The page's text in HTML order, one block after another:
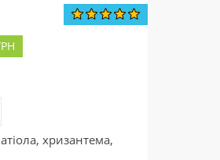
хризантема,